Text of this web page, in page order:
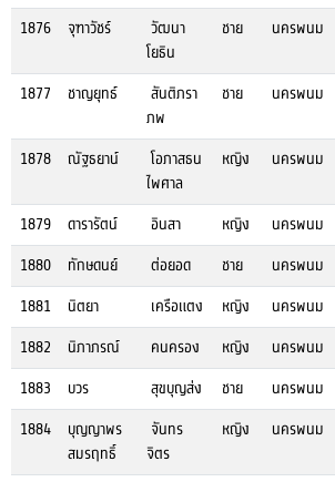
1876
จุฑาวัชร์
วัฒนา
โยธิน
ชาย นครพนม
1877 ชาญยุทธ์
สันติภรา
ภพ
ชาย นครพนม
1878 ณัฐธยาน์
โอภาสธน
ไพศาล
หญิง นครพนม
1879 ดารารัตน์ อินสา หญิง นครพนม
1880
ทักษดนย์ ต่อยอด ชาย นครพนม
1881
นิตยา เครือแตง หญิง นครพนม
1882
นิภาภรณ์ คนครอง หญิง นครพนม
1883
บวร สุขบุญส่ง ชาย นครพนม
1884
บุญญาพร
สมรฤทธิ์
จันทร
จิตร
หญิง นครพนม